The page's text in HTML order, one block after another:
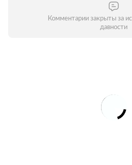
Комментарии закрыты за
давности